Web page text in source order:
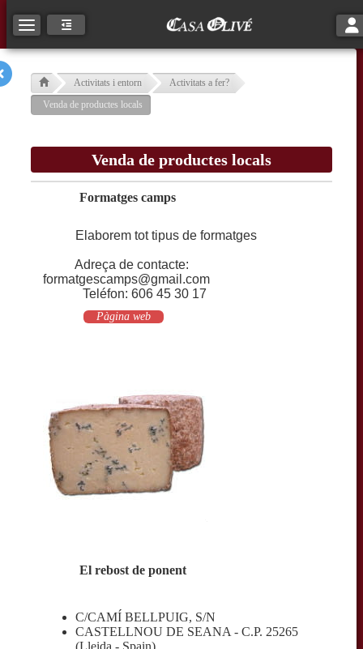
Toggle navigation
Activitats i entorn
Activitats a fer?
Venda de productes locals
Venda de productes locals
Formatges camps
Elaborem tot tipus de formatges
Adreça de contacte:
formatgescamps@gmail.com
Teléfon: 606 45 30 17
Pàgina web
El rebost de ponent
C/CAMÍ BELLPUIG, S/N
CASTELLNOU DE SEANA - C.P. 25265
(Lleida - Spain)